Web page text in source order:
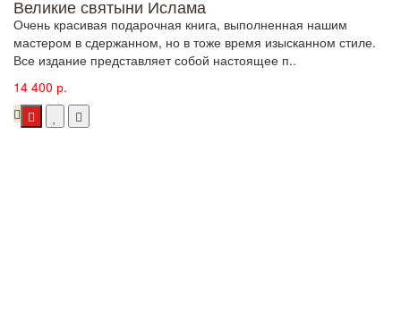
Великие святыни Ислама
Очень красивая подарочная книга, выполненная нашим
мастером в сдержанном, но в тоже время изысканном стиле.
Все издание представляет собой настоящее п..
14 400 р.